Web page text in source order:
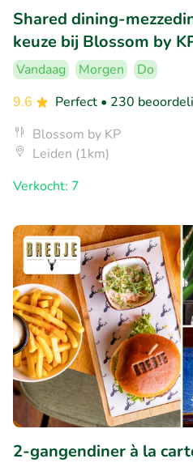
Shared dining-
keuze bij Blossom by
Vandaag Morgen
Do
9.6
Perfect • 230
Blossom by KP
Leiden (1km)
Verkocht: 7
2-gangendiner à la